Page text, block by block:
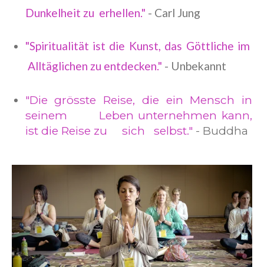
Dunkelheit zu erhellen." - Carl Jung
"Spiritualität ist die Kunst, das Göttliche im
Alltäglichen zu entdecken." - Unbekannt
"Die grösste Reise, die ein Mensch in
seinem Leben unternehmen kann,
ist die Reise zu sich selbst." - Buddha